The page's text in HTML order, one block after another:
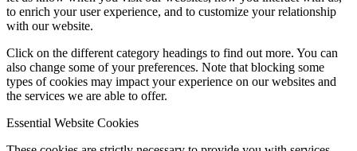
to enrich your user experience, and to customize your relationship
with our website.
Click on the different category headings to find out more. You can
also change some of your preferences. Note that blocking some
types of cookies may impact your experience on our websites and
the services we are able to offer.
Essential Website Cookies